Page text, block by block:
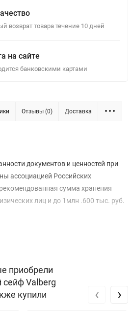
возврат товара течение 10 дней
на сайте
банковскими картами
Отзывы (0) Доставка
документов и ценностей при
ассоциацией Российских
сумма хранения
лиц и до 1млн .600 тыс. руб.
приобрели
сейф Valberg
купили
‹ ›